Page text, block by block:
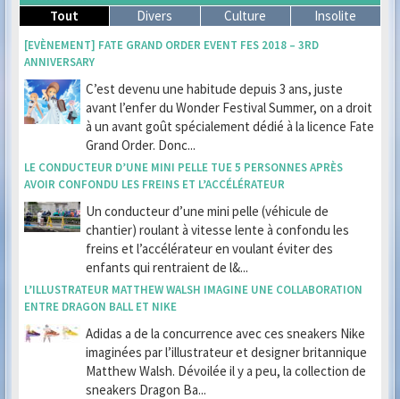
Tout
Divers Culture Insolite
[EVÈNEMENT] FATE GRAND ORDER EVENT FES 2018 – 3RD
ANNIVERSARY
C’est devenu une habitude depuis 3 ans, juste
avant l’enfer du Wonder Festival Summer, on a droit
à un avant goût spécialement dédié à la licence Fate
Grand Order. Donc...
LE CONDUCTEUR D’UNE MINI PELLE TUE 5 PERSONNES APRÈS
AVOIR CONFONDU LES FREINS ET L’ACCÉLÉRATEUR
Un conducteur d’une mini pelle (véhicule de
chantier) roulant à vitesse lente à confondu les
freins et l’accélérateur en voulant éviter des
enfants qui rentraient de l&...
L’ILLUSTRATEUR MATTHEW WALSH IMAGINE UNE COLLABORATION
ENTRE DRAGON BALL ET NIKE
Adidas a de la concurrence avec ces sneakers Nike
imaginées par l’illustrateur et designer britannique
Matthew Walsh. Dévoilée il y a peu, la collection de
sneakers Dragon Ba...